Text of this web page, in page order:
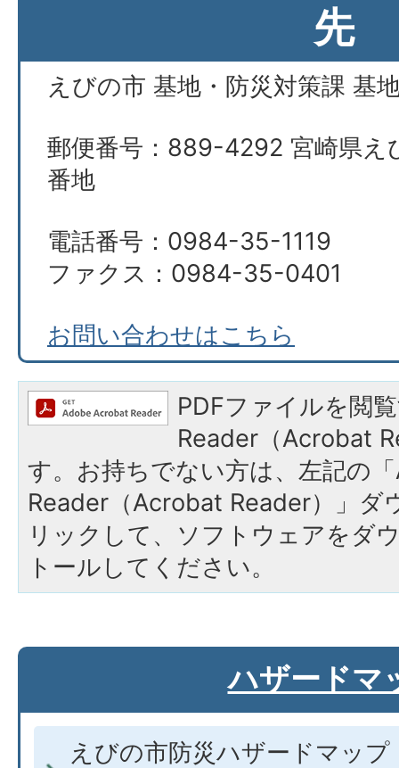
先
えびの市 基地・防災対策課 基
郵便番号：889-4292 宮崎県え
番地
電話番号：0984-35-1119
ファクス：0984-35-0401
お問い合わせはこちら
PDFファイルを閲
Reader（Acrobat
す。お持ちでない方は、左記の
Reader（Acrobat Reader）」ダ
リックして、ソフトウェアをダ
トールしてください。
ハザードマ
えびの市防災ハザードマッ